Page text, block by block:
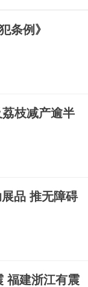
条例》
枝减产逾半
品 推无障碍
福建浙江有震